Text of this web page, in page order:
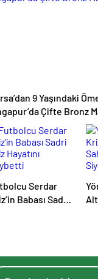
9 Yaşındaki
Çifte Bronz
Serdar
Babası Sadri